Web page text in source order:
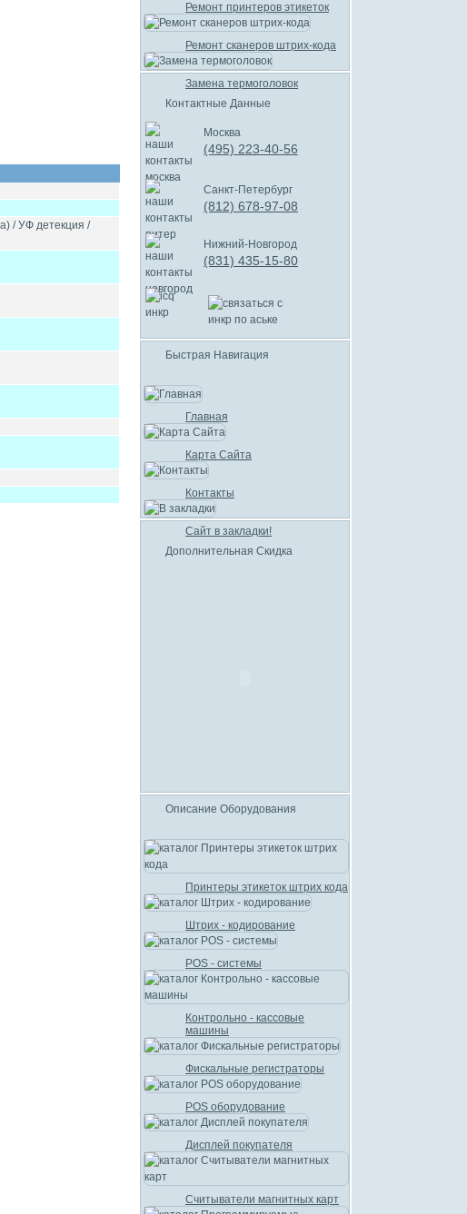
/ УФ детекция /
Ремонт принтеров этикеток
Ремонт сканеров штрих-кода
Замена термоголовок
Контактные Данные
Москва
(495) 223-40-56
Санкт-Петербург
(812) 678-97-08
Нижний-Новгород
(831) 435-15-80
Быстрая Навигация
Главная
Карта Сайта
Контакты
Сайт в закладки!
Дополнительная Скидка
Описание Оборудования
Принтеры этикеток штрих кода
Штрих - кодирование
POS - системы
Контрольно - кассовые
машины
Фискальные регистраторы
POS оборудование
Дисплей покупателя
Считыватели магнитных карт